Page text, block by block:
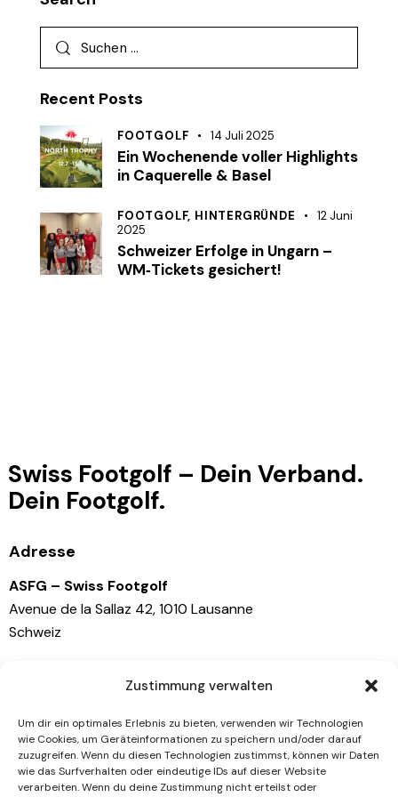
Zustimmung verwalten
Um dir ein optimales Erlebnis zu bieten, verwenden wir Technologien
wie Cookies, um Geräteinformationen zu speichern und/oder darauf
zuzugreifen. Wenn du diesen Technologien zustimmst, können wir Daten
wie das Surfverhalten oder eindeutige IDs auf dieser Website
verarbeiten. Wenn du deine Zustimmung nicht erteilst oder
Recent Posts
FOOTGOLF 14 Juli 2025
Ein Wochenende voller Highlights
in Caquerelle & Basel
FOOTGOLF, HINTERGRÜNDE
12 Juni
2025
Schweizer Erfolge in Ungarn –
WM‑Tickets gesichert!
Swiss Footgolf – Dein Verband.
Dein Footgolf.
Adresse
ASFG – Swiss Footgolf
Avenue de la Sallaz 42, 1010 Lausanne
Schweiz
Kontaktiere uns
+41 79 767 81 41
Socials